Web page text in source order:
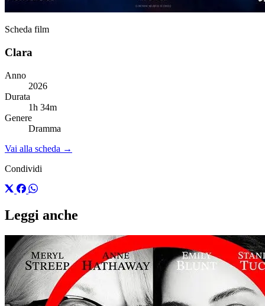
Scheda film
Clara
Anno
2026
Durata
1h 34m
Genere
Dramma
Vai alla scheda →
Condividi
Leggi anche